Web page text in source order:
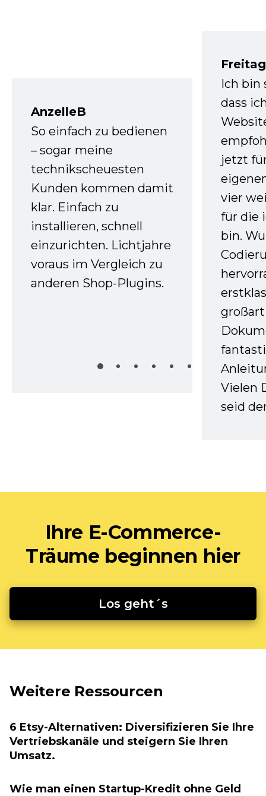
AnzelleB
So einfach zu bedienen
– sogar meine
technikscheuesten
Kunden kommen damit
klar. Einfach zu
installieren, schnell
einzurichten. Lichtjahre
voraus im Vergleich zu
anderen Shop-Plugins.
Ich bin
dass
jetzt
vier
für die
bin.
Vielen
seid
Ihre E-Commerce-
Träume beginnen hier
Los geht´s
Weitere Ressourcen
6 Etsy-Alternativen: Diversifizieren Sie Ihre
Vertriebskanäle und steigern Sie Ihren
Umsatz.
Wie man einen Startup-Kredit ohne Geld